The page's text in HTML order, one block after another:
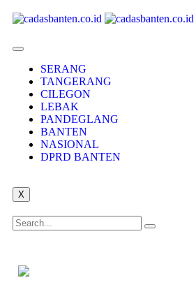
SERANG
TANGERANG
CILEGON
LEBAK
PANDEGLANG
BANTEN
NASIONAL
DPRD BANTEN
X